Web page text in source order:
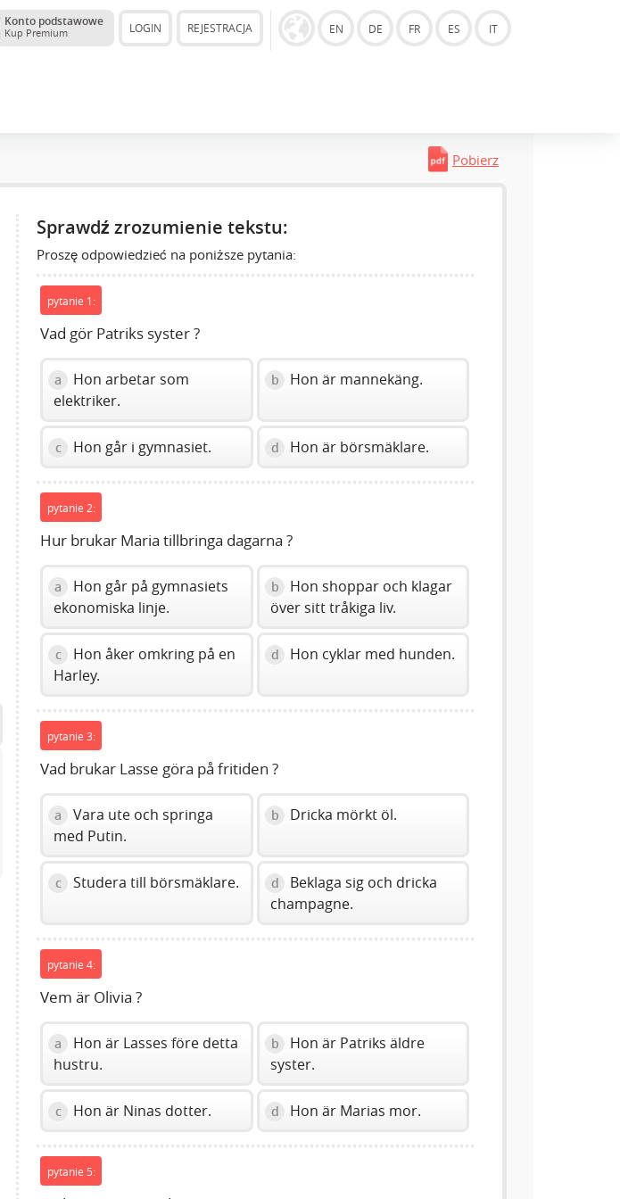
Konto podstawowe
Kup Premium LOGIN REJESTRACJA EN DE FR ES IT
Pobierz
Sprawdź zrozumienie tekstu:
Proszę odpowiedzieć na poniższe pytania:
pytanie 1:
Vad gör Patriks syster ?
a
Hon arbetar som
elektriker.
b Hon är mannekäng.
c Hon går i gymnasiet. d Hon är börsmäklare.
pytanie 2:
Hur brukar Maria tillbringa dagarna ?
a
Hon går på gymnasiets
ekonomiska linje.
b
Hon shoppar och klagar
över sitt tråkiga liv.
c
Hon åker omkring på en
Harley.
d Hon cyklar med hunden.
pytanie 3:
Vad brukar Lasse göra på fritiden ?
a
Vara ute och springa
med Putin.
b Dricka mörkt öl.
c Studera till börsmäklare. d
Beklaga sig och dricka
champagne.
pytanie 4:
Vem är Olivia ?
a
Hon är Lasses före detta
hustru.
b
Hon är Patriks äldre
syster.
c Hon är Ninas dotter. d Hon är Marias mor.
pytanie 5: